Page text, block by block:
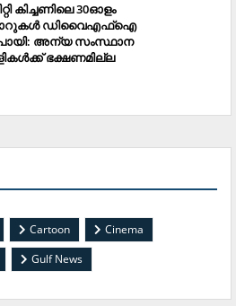
കിച്ചണിലെ 30ഓളം
ഡിവൈഎഫ്‌ഐ
അന്യ സംസ്ഥാന
ഭക്ഷണമില്ല
Cartoon
Cinema
Gulf News